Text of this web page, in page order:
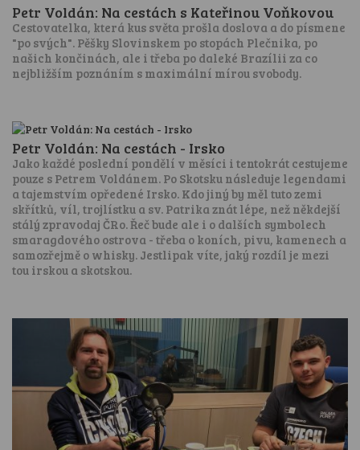
Petr Voldán: Na cestách s Kateřinou Voňkovou
Cestovatelka, která kus světa prošla doslova a do písmene
"po svých". Pěšky Slovinskem po stopách Plečnika, po
našich končinách, ale i třeba po daleké Brazílii za co
nejbližším poznáním s maximální mírou svobody.
Petr Voldán: Na cestách - Irsko
Jako každé poslední pondělí v měsíci i tentokrát cestujeme
pouze s Petrem Voldánem. Po Skotsku následuje legendami
a tajemstvím opředené Irsko. Kdo jiný by měl tuto zemi
skřítků, víl, trojlístku a sv. Patrika znát lépe, než někdejší
stálý zpravodaj ČRo. Řeč bude ale i o dalších symbolech
smaragdového ostrova - třeba o koních, pivu, kamenech a
samozřejmě o whisky. Jestlipak víte, jaký rozdíl je mezi
tou irskou a skotskou.